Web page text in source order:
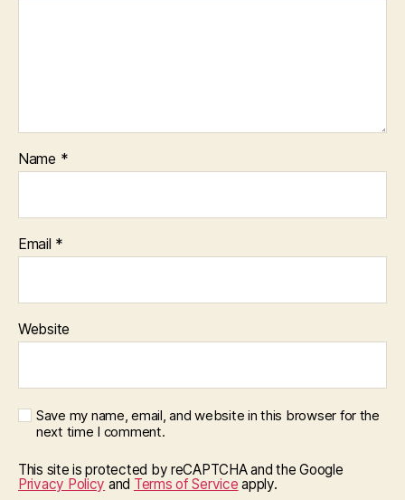
Name *
Email *
Website
Save my name, email, and website in this browser for the
next time I comment.
This site is protected by reCAPTCHA and the Google
Privacy Policy and Terms of Service apply.